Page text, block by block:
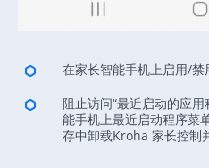
在家长智能手机上启用/禁
阻止访问“最近启动的应
能手机上最近启动程序菜
存中卸载Kroha 家长控制